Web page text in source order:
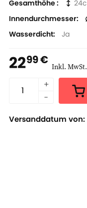
Gesamthöhe 24
Innendurchmesser
Wasserdicht
Ja
2299 € Inkl. MwSt.
Versanddatum von: